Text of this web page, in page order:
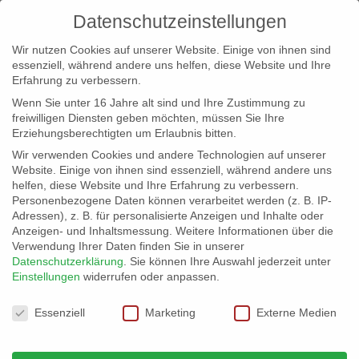
info@erfolgreich-events.de
+4940 46 777 230
Datenschutzeinstellungen
Wir nutzen Cookies auf unserer Website. Einige von ihnen sind
essenziell, während andere uns helfen, diese Website und Ihre
Erfahrung zu verbessern.
Wenn Sie unter 16 Jahre alt sind und Ihre Zustimmung zu
freiwilligen Diensten geben möchten, müssen Sie Ihre
Erziehungsberechtigten um Erlaubnis bitten.
Wir verwenden Cookies und andere Technologien auf unserer
Website. Einige von ihnen sind essenziell, während andere uns
helfen, diese Website und Ihre Erfahrung zu verbessern.
Personenbezogene Daten können verarbeitet werden (z. B. IP-
Adressen), z. B. für personalisierte Anzeigen und Inhalte oder
Anzeigen- und Inhaltsmessung. Weitere Informationen über die
Verwendung Ihrer Daten finden Sie in unserer
Datenschutzerklärung
Sie können Ihre Auswahl jederzeit unter
Einstellungen widerrufen oder anpassen.
Datenschutzeinstellungen
Essenziell Marketing Externe Medien